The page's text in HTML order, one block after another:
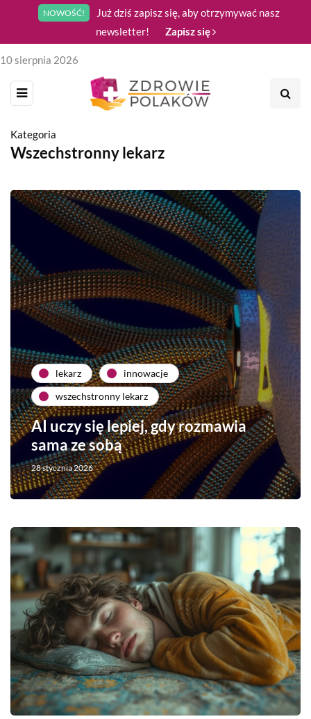
NOWOŚĆ!
Już dziś zapisz się, aby otrzymywać nasz
newsletter!
Zapisz się
10 sierpnia 2026
Kategoria
Wszechstronny lekarz
lekarz
innowacje
wszechstronny lekarz
AI uczy się lepiej, gdy rozmawia
sama ze sobą
28 stycznia 2026